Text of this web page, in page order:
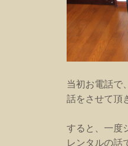
当初お電話で
話をさせて頂
すると、一度
レンタルの話